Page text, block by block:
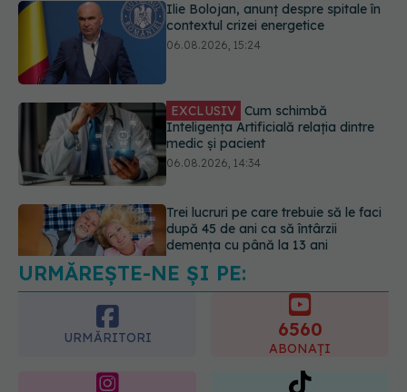
EXCLUSIV Cum schimbă
Inteligența Artificială relația dintre
medic și pacient
Trei lucruri pe care trebuie să le faci
după 45 de ani ca să întârzii
demența cu până la 13 ani
06.08.2026, 13:03
Colebil și Panzcebil, blocate
temporar în farmacii. ANMDMR
explică de ce a luat măsura
06.08.2026, 16:37
URMĂREȘTE-NE ȘI PE:
URMĂRITORI 6560
ABONAȚI